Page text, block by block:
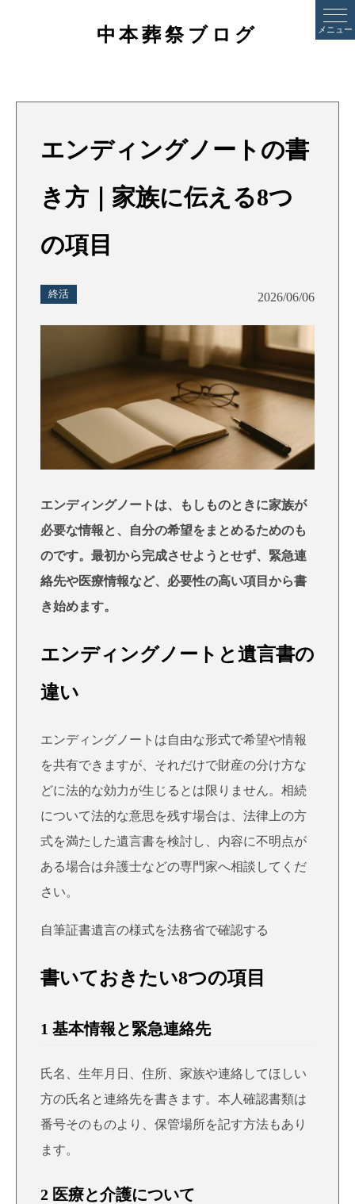
メニュー
中本葬祭ブログ
エンディングノートの書
き方｜家族に伝える8つ
の項目
終活 2026/06/06
エンディングノートは、もしものときに家族が
必要な情報と、自分の希望をまとめるためのも
のです。最初から完成させようとせず、緊急連
絡先や医療情報など、必要性の高い項目から書
き始めます。
エンディングノートと遺言書の
違い
エンディングノートは自由な形式で希望や情報
を共有できますが、それだけで財産の分け方な
どに法的な効力が生じるとは限りません。相続
について法的な意思を残す場合は、法律上の方
式を満たした遺言書を検討し、内容に不明点が
ある場合は弁護士などの専門家へ相談してくだ
さい。
自筆証書遺言の様式を法務省で確認する
書いておきたい8つの項目
1 基本情報と緊急連絡先
氏名、生年月日、住所、家族や連絡してほしい
方の氏名と連絡先を書きます。本人確認書類は
番号そのものより、保管場所を記す方法もあり
ます。
2 医療と介護について